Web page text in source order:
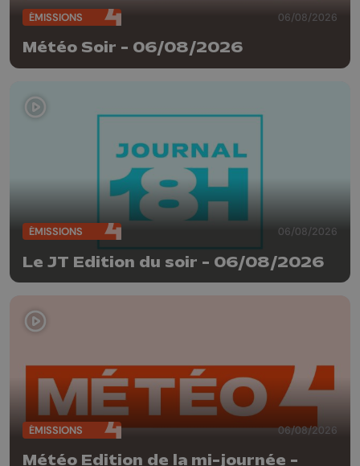
ÉMISSIONS 06/08/2026
Météo Soir - 06/08/2026
ÉMISSIONS 06/08/2026
Le JT Edition du soir - 06/08/2026
ÉMISSIONS 06/08/2026
Météo Edition de la mi-journée -